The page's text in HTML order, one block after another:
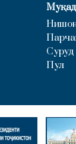
Суруд
Пул